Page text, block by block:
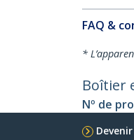
FAQ &
*
Boîtier
Nº de